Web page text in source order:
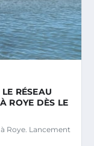
RÉSEAU
ROYE DÈS LE
Roye. Lancement